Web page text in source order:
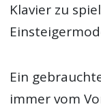
Klavier zu
Ein
immer vom